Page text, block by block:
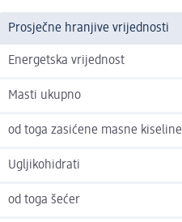
Prosječne hranjive vrijednosti
Energetska vrijednost
Masti ukupno
od toga zasićene masne kiseline
Ugljikohidrati
od toga šećer